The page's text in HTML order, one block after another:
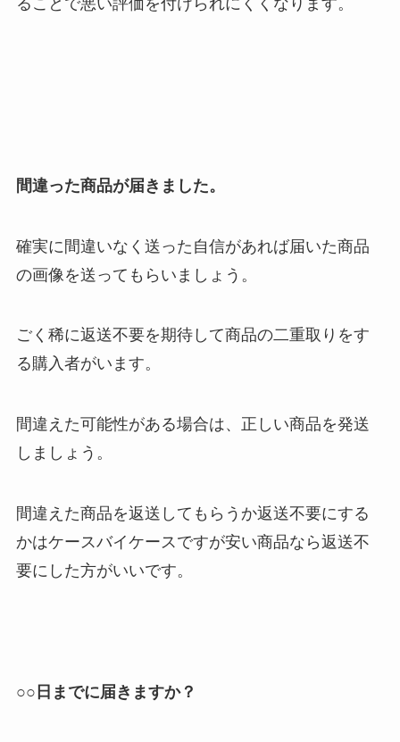
ることで悪い評価を付けられにくくなります。
間違った商品が届きました。
確実に間違いなく送った自信があれば届いた商品
の画像を送ってもらいましょう。
ごく稀に返送不要を期待して商品の二重取りをす
る購入者がいます。
間違えた可能性がある場合は、正しい商品を発送
しましょう。
間違えた商品を返送してもらうか返送不要にする
かはケースバイケースですが安い商品なら返送不
要にした方がいいです。
○○日までに届きますか？